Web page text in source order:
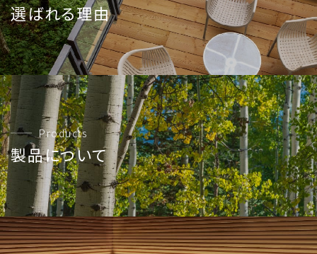
選ばれる理由
Products
製品について